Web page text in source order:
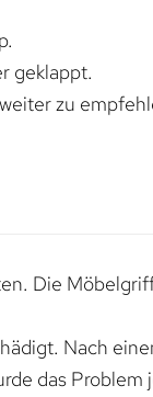
geklappt.
zu
Die
Nach
das